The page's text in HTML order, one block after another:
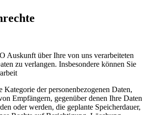
Auskunft über Ihre von uns verarbeiteten
zu verlangen. Insbesondere können Sie
Kategorie der personenbezogenen Daten,
Empfängern, gegenüber denen Ihre Daten
oder werden, die geplante Speicherdauer,